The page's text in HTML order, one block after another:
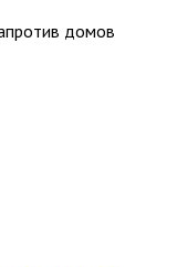
домов